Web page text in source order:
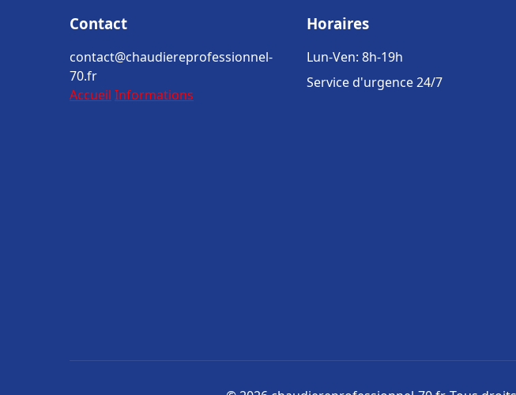
Contact
contact@chaudiereprofessionnel-
70.fr
Accueil Informations
Horaires
Lun-Ven: 8h-19h
Service d'urgence 24/7